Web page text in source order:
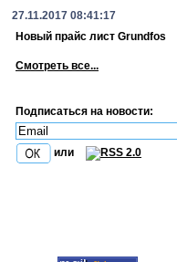
27.11.2017 08:41:17
Новый прайс лист Grundfos
Смотреть все...
Подписаться на новости:
или